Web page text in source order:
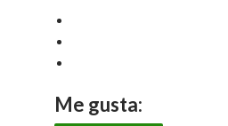
Me gusta: